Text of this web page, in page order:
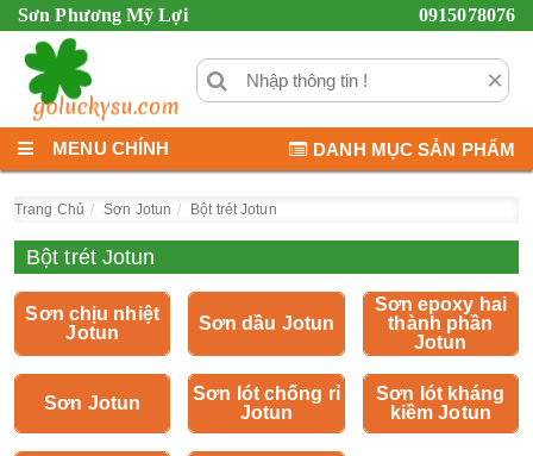
Sơn Phương Mỹ Lợi 0915078076
×
MENU CHÍNH DANH MỤC SẢN PHẨM
Trang Chủ Sơn Jotun Bột trét Jotun
Bột trét Jotun
Sơn chịu nhiệt
Jotun
Sơn dầu Jotun
Sơn epoxy hai
thành phần
Jotun
Sơn Jotun
Sơn lót chống rỉ
Jotun
Sơn lót kháng
kiềm Jotun